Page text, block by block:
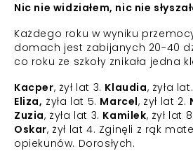
Nic nie widziałem, nic nie
Każdego roku w wyniku
domach jest zabijanych 20-40
co roku ze szkoły znikała jedna
Kacper, żył lat 3. Klaudia, żyła
Eliza, żyła lat 5. Marcel, żył lat 2.
Zuzia, żyła lat 3. Kamilek, żył lat 8.
Oskar, żył lat 4. Zginęli z rąk
opiekunów. Dorosłych.